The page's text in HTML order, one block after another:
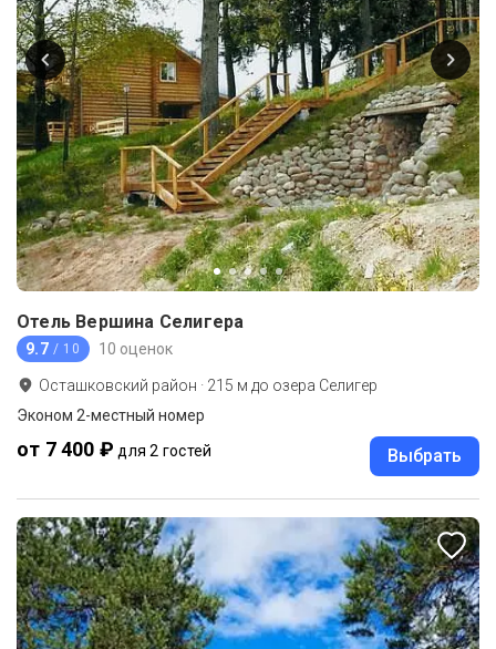
Отель Вершина Селигера
9.7 / 10 10 оценок
Осташковский район · 215 м до озера Селигер
Эконом 2-местный номер
от 7 400 ₽ для 2 гостей Выбрать